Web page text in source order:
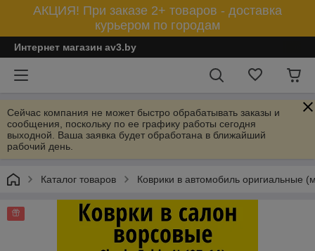
АКЦИЯ! При заказе 2+ товаров - доставка
курьером по городам
Интернет магазин av3.by
Сейчас компания не может быстро обрабатывать заказы и
сообщения, поскольку по ее графику работы сегодня
выходной. Ваша заявка будет обработана в ближайший
рабочий день.
Каталог товаров Коврики в автомобиль оригиальные